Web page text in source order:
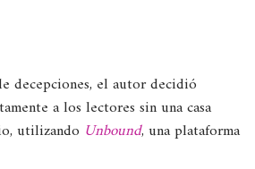
decepciones, el autor decidió
a los lectores sin una casa
utilizando Unbound, una plataforma